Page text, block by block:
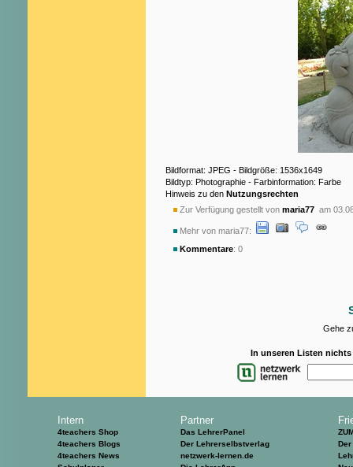
Bildformat: JPEG - Bildgröße: 1536x1649
Bildtyp: Photographie - Farbinformation: Farbe
Hinweis zu den Nutzungsrechten
Zur Verfügung gestellt von maria77 am
Mehr von maria77:
Kommentare: 0
Gehe
In unseren Listen
Intern
4teachers Shop
4teachers Blogs
4teachers News
Partner
Das LehrerPanel
Der Lehrerselbstverlag
netzwerk-lernen.de